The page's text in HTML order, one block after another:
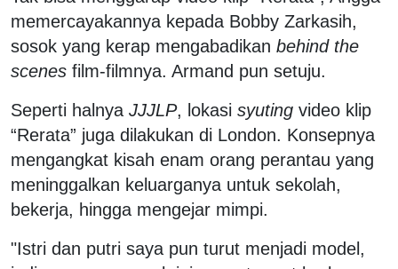
memercayakannya kepada Bobby Zarkasih,
sosok yang kerap mengabadikan behind the
scenes film-filmnya. Armand pun setuju.
Seperti halnya JJJLP, lokasi syuting video klip
“Rerata” juga dilakukan di London. Konsepnya
mengangkat kisah enam orang perantau yang
meninggalkan keluarganya untuk sekolah,
bekerja, hingga mengejar mimpi.
"Istri dan putri saya pun turut menjadi model,